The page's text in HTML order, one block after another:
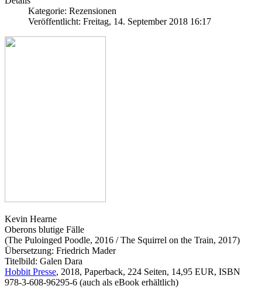
Kategorie: Rezensionen
Veröffentlicht: Freitag, 14. September 2018 16:17
Kevin Hearne
Oberons blutige Fälle
(The Puloinged Poodle, 2016 / The Squirrel on the Train, 2017)
Übersetzung: Friedrich Mader
Titelbild: Galen Dara
Hobbit Presse, 2018, Paperback, 224 Seiten, 14,95 EUR, ISBN
978-3-608-96295-6 (auch als eBook erhältlich)